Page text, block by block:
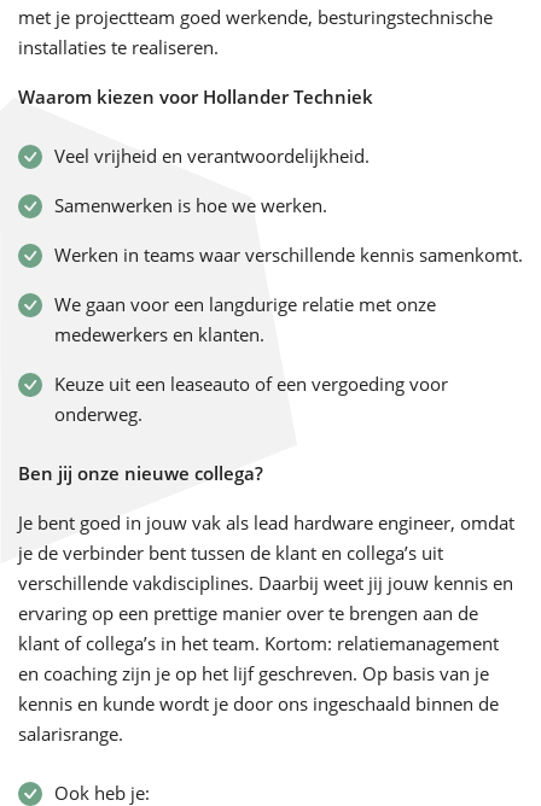
met je projectteam goed werkende, besturingstechnische
installaties te realiseren.
Waarom kiezen voor Hollander Techniek
Veel vrijheid en verantwoordelijkheid.
Samenwerken is hoe we werken.
Werken in teams waar verschillende kennis samenkomt.
We gaan voor een langdurige relatie met onze
medewerkers en klanten.
Keuze uit een leaseauto of een vergoeding voor
onderweg.
Ben jij onze nieuwe collega?
Je bent goed in jouw vak als lead hardware engineer, omdat
je de verbinder bent tussen de klant en collega’s uit
verschillende vakdisciplines. Daarbij weet jij jouw kennis en
ervaring op een prettige manier over te brengen aan de
klant of collega’s in het team. Kortom: relatiemanagement
en coaching zijn je op het lijf geschreven. Op basis van je
kennis en kunde wordt je door ons ingeschaald binnen de
salarisrange.
Ook heb je: